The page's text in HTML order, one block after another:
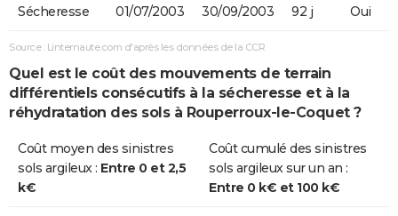
Sécheresse 01/07/2003 30/09/2003 92 j Oui
Source : Linternaute.com d'après les données de la CCR
Quel est le coût des mouvements de terrain
différentiels consécutifs à la sécheresse et à la
réhydratation des sols à Rouperroux-le-Coquet ?
Coût moyen des sinistres
sols argileux : Entre 0 et 2,5
k€
Coût cumulé des sinistres
sols argileux sur un an :
Entre 0 k€ et 100 k€